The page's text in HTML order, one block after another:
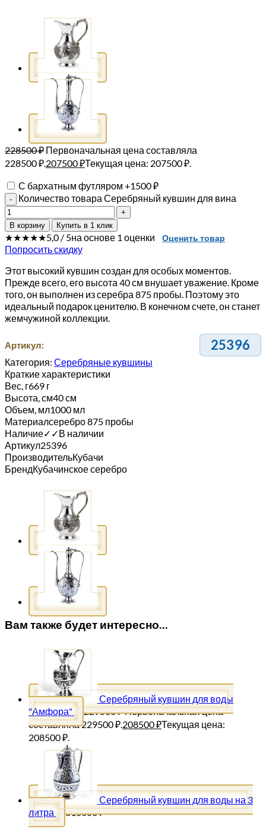
228500₽ Первоначальная цена составляла
228500 ₽.207500₽Текущая цена: 207500 ₽.
С бархатным футляром +1500₽
Количество товара Серебряный кувшин для вина
В корзину Купить в 1 клик
★★★★★5,0 / 5на основе 1 оценки Оценить товар
Попросить скидку
Этот высокий кувшин создан для особых моментов.
Прежде всего, его высота 40 см внушает уважение. Кроме
того, он выполнен из серебра 875 пробы. Поэтому это
идеальный подарок ценителю. В конечном счете, он станет
жемчужиной коллекции.
Артикул: 25396
Категория: Серебряные кувшины
Краткие характеристики
Вес, г669 г
Высота, см40 см
Объем, мл1000 мл
Материалсеребро 875 пробы
Наличие✓ ✓В наличии
Артикул25396
ПроизводительКубачи
БрендКубачинское серебро
Вам также будет интересно…
Серебряный кувшин для воды
"Амфора"
229500₽Первоначальная цена
составляла 229500 ₽. 208500₽Текущая цена:
208500 ₽.
Серебряный кувшин для воды на 3
литра
316000₽